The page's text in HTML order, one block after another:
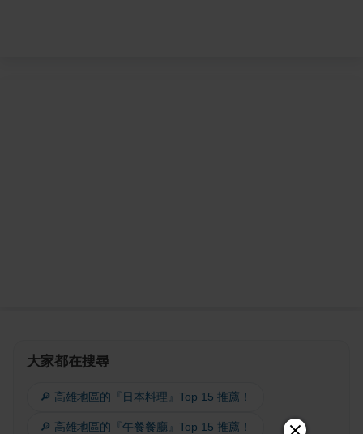
大家都在搜尋
🔎 高雄地區的『日本料理』Top 15 推薦！
🔎 高雄地區的『午餐餐廳』Top 15 推薦！